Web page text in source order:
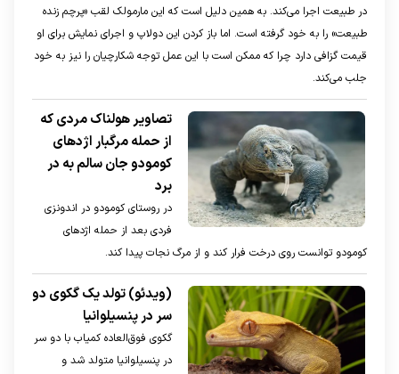
در طبیعت اجرا می‌کند. به همین دلیل است که این مارمولک لقب «پرچم زنده
طبیعت» را به خود گرفته است. اما باز کردن این دولاپ و اجرای نمایش برای او
قیمت گزافی دارد چرا که ممکن است با این عمل توجه شکارچیان را نیز به خود
جلب می‌کند.
تصاویر هولناک مردی که
از حمله مرگبار اژد‌های
کومودو جان سالم به در
برد
در روستای کومودو در اندونزی
فردی بعد از حمله اژد‌های
کومودو توانست روی درخت فرار کند و از مرگ نجات پیدا کند.
(ویدئو) تولد یک گکوی دو
سر در پنسیلوانیا
گکوی فوق‌العاده کمیاب با دو سر
در پنسیلوانیا متولد شد و